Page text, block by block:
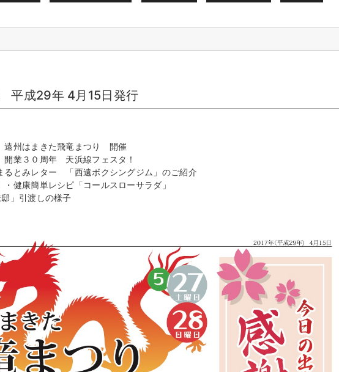
平成29年 4月15日発行
遠州はまきた飛竜まつり 開催
開業３０周年 天浜線フェスタ！
るとみレター 「西遠ボクシングジム」のご紹介
・健康簡単レシピ「コールスローサラダ」
」引渡しの様子